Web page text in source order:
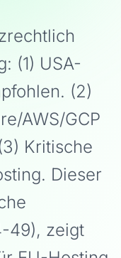
(1) USA-
(2)
AWS/GCP
Kritische
Dieser
49), zeigt